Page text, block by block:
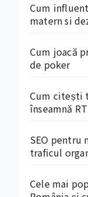
Cum
matern si
Cum joacă
de poker
Cum citești
înseamnă
SEO pentru
traficul
Cele mai